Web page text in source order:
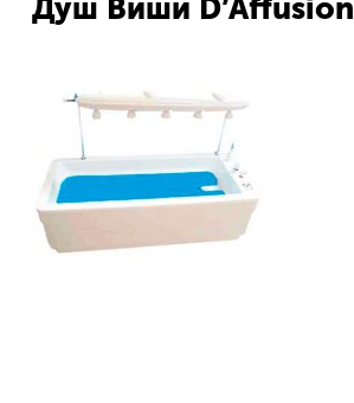
Душ Виши D’Affusion